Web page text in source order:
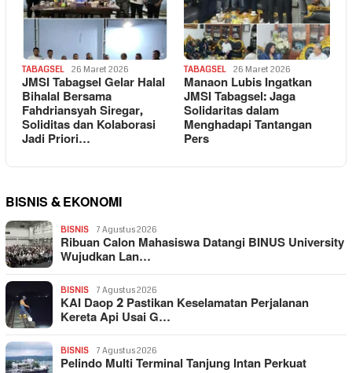
TABAGSEL 26 Maret 2026
JMSI Tabagsel Gelar Halal
Bihalal Bersama
Fahdriansyah Siregar,
Soliditas dan Kolaborasi
Jadi Priori…
TABAGSEL 26 Maret 2026
Manaon Lubis Ingatkan
JMSI Tabagsel: Jaga
Solidaritas dalam
Menghadapi Tantangan
Pers
BISNIS & EKONOMI
BISNIS 7 Agustus 2026
Ribuan Calon Mahasiswa Datangi BINUS University
Wujudkan Lan…
BISNIS 7 Agustus 2026
KAI Daop 2 Pastikan Keselamatan Perjalanan
Kereta Api Usai G…
BISNIS 7 Agustus 2026
Pelindo Multi Terminal Tanjung Intan Perkuat